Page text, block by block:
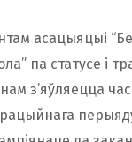
асацыяцыі
па статусе і
з’яўляецца